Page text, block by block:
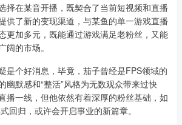
择在某音开播，既契合了当前短视频和直播
供了新的变现渠道，与某鱼的单一游戏直播
更加多元，既能通过游戏满足老粉丝，又能
阔的市场。
是个好消息，毕竟，茄子曾经是FPS领域的
幽默感和“整活”风格为无数观众带来过快
播一线，但他依然有着深厚的粉丝基础，如
回归，或许会开启事业的新篇章。